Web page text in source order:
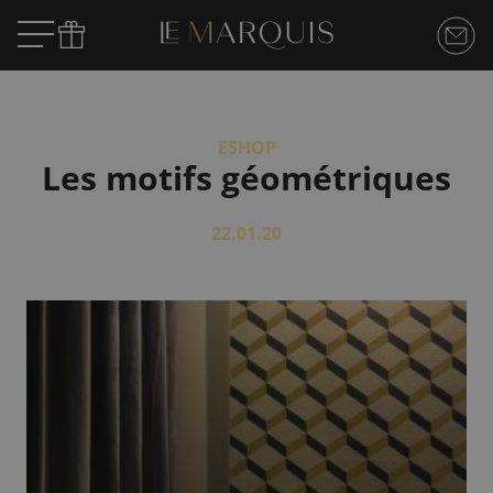
ESHOP
Les motifs géométriques
22.01.20